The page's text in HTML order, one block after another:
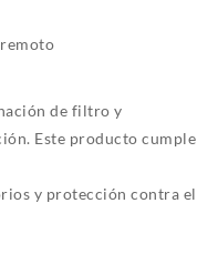
de filtro y
Este producto cumple
y protección contra el